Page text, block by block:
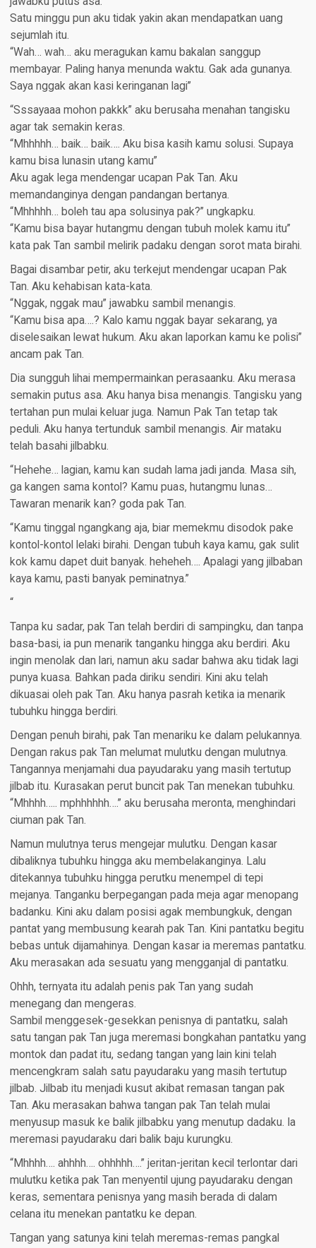
Satu minggu pun aku tidak yakin akan mendapatkan uang
sejumlah itu.
“Wah… wah… aku meragukan kamu bakalan sanggup
membayar. Paling hanya menunda waktu. Gak ada gunanya.
Saya nggak akan kasi keringanan lagi”
“Sssayaaa mohon pakkk” aku berusaha menahan tangisku
agar tak semakin keras.
“Mhhhhh… baik… baik…. Aku bisa kasih kamu solusi. Supaya
kamu bisa lunasin utang kamu”
Aku agak lega mendengar ucapan Pak Tan. Aku
memandanginya dengan pandangan bertanya.
“Mhhhhh… boleh tau apa solusinya pak?” ungkapku.
“Kamu bisa bayar hutangmu dengan tubuh molek kamu itu”
kata pak Tan sambil melirik padaku dengan sorot mata birahi.
Bagai disambar petir, aku terkejut mendengar ucapan Pak
Tan. Aku kehabisan kata-kata.
“Nggak, nggak mau” jawabku sambil menangis.
“Kamu bisa apa….? Kalo kamu nggak bayar sekarang, ya
diselesaikan lewat hukum. Aku akan laporkan kamu ke polisi”
ancam pak Tan.
Dia sungguh lihai mempermainkan perasaanku. Aku merasa
semakin putus asa. Aku hanya bisa menangis. Tangisku yang
tertahan pun mulai keluar juga. Namun Pak Tan tetap tak
peduli. Aku hanya tertunduk sambil menangis. Air mataku
telah basahi jilbabku.
“Hehehe… lagian, kamu kan sudah lama jadi janda. Masa sih,
ga kangen sama kontol? Kamu puas, hutangmu lunas…
Tawaran menarik kan? goda pak Tan.
“Kamu tinggal ngangkang aja, biar memekmu disodok pake
kontol-kontol lelaki birahi. Dengan tubuh kaya kamu, gak sulit
kok kamu dapet duit banyak. heheheh…. Apalagi yang jilbaban
kaya kamu, pasti banyak peminatnya.”
“
Tanpa ku sadar, pak Tan telah berdiri di sampingku, dan tanpa
basa-basi, ia pun menarik tanganku hingga aku berdiri. Aku
ingin menolak dan lari, namun aku sadar bahwa aku tidak lagi
punya kuasa. Bahkan pada diriku sendiri. Kini aku telah
dikuasai oleh pak Tan. Aku hanya pasrah ketika ia menarik
tubuhku hingga berdiri.
Dengan penuh birahi, pak Tan menariku ke dalam pelukannya.
Dengan rakus pak Tan melumat mulutku dengan mulutnya.
Tangannya menjamahi dua payudaraku yang masih tertutup
jilbab itu. Kurasakan perut buncit pak Tan menekan tubuhku.
“Mhhhh….. mphhhhhh….” aku berusaha meronta, menghindari
ciuman pak Tan.
Namun mulutnya terus mengejar mulutku. Dengan kasar
dibaliknya tubuhku hingga aku membelakanginya. Lalu
ditekannya tubuhku hingga perutku menempel di tepi
mejanya. Tanganku berpegangan pada meja agar menopang
badanku. Kini aku dalam posisi agak membungkuk, dengan
pantat yang membusung kearah pak Tan. Kini pantatku begitu
bebas untuk dijamahinya. Dengan kasar ia meremas pantatku.
Aku merasakan ada sesuatu yang mengganjal di pantatku.
Ohhh, ternyata itu adalah penis pak Tan yang sudah
menegang dan mengeras.
Sambil menggesek-gesekkan penisnya di pantatku, salah
satu tangan pak Tan juga meremasi bongkahan pantatku yang
montok dan padat itu, sedang tangan yang lain kini telah
mencengkram salah satu payudaraku yang masih tertutup
jilbab. Jilbab itu menjadi kusut akibat remasan tangan pak
Tan. Aku merasakan bahwa tangan pak Tan telah mulai
menyusup masuk ke balik jilbabku yang menutup dadaku. Ia
meremasi payudaraku dari balik baju kurungku.
“Mhhhh…. ahhhh…. ohhhhh….” jeritan-jeritan kecil terlontar dari
mulutku ketika pak Tan menyentil ujung payudaraku dengan
keras, sementara penisnya yang masih berada di dalam
celana itu menekan pantatku ke depan.
Tangan yang satunya kini telah meremas-remas pangkal